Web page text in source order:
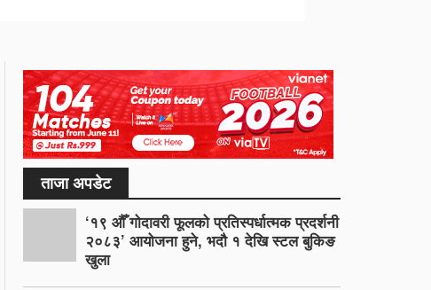
ताजा अपडेट
‘१९ औँ गोदावरी फूलको प्रतिस्पर्धात्मक प्रदर्शनी
२०८३’ आयोजना हुने, भदौ १ देखि स्टल बुकिङ
खुला